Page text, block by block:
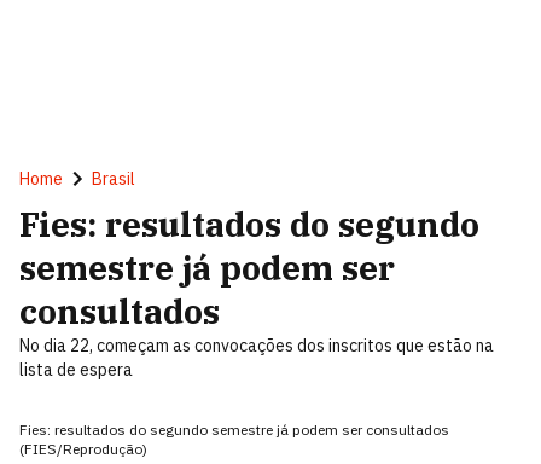
Home Brasil
Fies: resultados do segundo
semestre já podem ser
consultados
No dia 22, começam as convocações dos inscritos que estão na
lista de espera
Fies: resultados do segundo semestre já podem ser consultados
(FIES/Reprodução)